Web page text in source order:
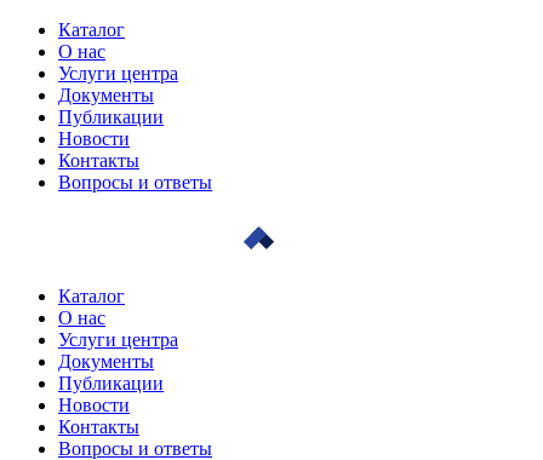
Каталог
О нас
Услуги центра
Документы
Публикации
Новости
Контакты
Вопросы и ответы
Каталог
О нас
Услуги центра
Документы
Публикации
Новости
Контакты
Вопросы и ответы